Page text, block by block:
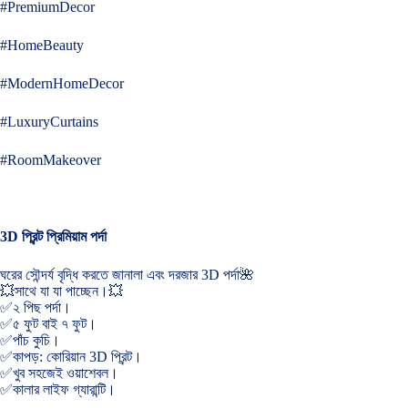
#PremiumDecor
#HomeBeauty
#ModernHomeDecor
#LuxuryCurtains
#RoomMakeover
3D প্রিন্ট প্রিমিয়াম পর্দা
ঘরের সৌন্দর্য বৃদ্ধি করতে জানালা এবং দরজার 3D পর্দা🌺
💥সাথে যা যা পাচ্ছেন।💥
✅২ পিছ পর্দা।
✅৫ ফুট বাই ৭ ফুট।
✅পাঁচ কুচি।
✅কাপড়: কোরিয়ান 3D প্রিন্ট।
✅খুব সহজেই ওয়াশেবল।
✅কালার লাইফ গ্যারান্টি।